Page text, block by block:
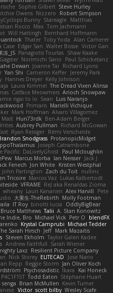
Steve Hurley
Sophie Gilbert
Robert Simpson
Nizzero
Owens
Matthias
Stareagle
Bunny
Tom Jachmann
Max
Rocco
Bernhard Hoffmann
Will Hattingh
Alan Camerer
Toby Yoda
Thater
Victor Gan
Walter Bosse
Edgar San
Case
Shaw Kaake
Panagiotis Tourlas
冻_JS
Paul Schicketanz
Norimichi Sano
Richard Lyons
Joanne Tai
Dewan
Jeremy Park
Cameron Keffer
Yan Shi
Kelly Johnson
Hannes Dreyer
The Dread Vixen Alinsa
Laura Kimmel
Arioch Snowpaw
Catface Meowmers
Luis Naranjo
Sean
ngai to lo
Marielli Vichique
Primaris
Alvaro Villagomez
Mark Hoffman
Ben-Adam Berger
Hun73rdk
Richard McGowan
Aubrey Pullman
Rémi Verschelde
Ryan Reisiger
ProtanopicMidget
Snodgrass
Joseph Catrambone
Paul Mcloughlin
DaLivelyGhost
Pacific
Jack J
Ian Neisser
Marcus Morba
Kristen Westphal
Jon White
Fenech
nullinc
Zach du Toit
John Partington
Lukas Kalbertodt
Marcos Vaz
Tricoire
ReJ aka Renaldas Zioma
VFRAME
Pete
Alex Harvill
Lauri Kananen
wheany
Molly Footman
大重生-TheRebirth
OddlyBigBear
binotti lucia
IT Roy
A. Stan Konowitz
Talii
Bruce Matthews
blendFX
Petr O
Michael Vick
Indie, Bro...
Michael Tedder
Krystal Camprubi
Mark Mazaitis
Jeff
Sarah Hirsch
Taylor Galen Kadee
Steven Ekholm
Sarah Wiener
Andrew Faithfull
Resilient Picture Company
Laxz
Jose Nario
ELITECAD
Nick Storey
Jan Oliver Koch
Reggie Storm
Repp
Kai Honeck
Íkara
Psychosadistic
Stéphane Huart
Todd Eaton
P4C1F15T
Kevin Turner
Brian McMullen
Wesley Scafe
scott bilby
Victor